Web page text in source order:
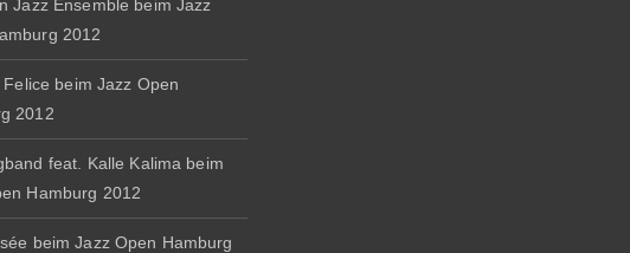
Jazz Ensemble beim Jazz
2012
beim Jazz Open
2012
feat. Kalle Kalima beim
Hamburg 2012
beim Jazz Open Hamburg